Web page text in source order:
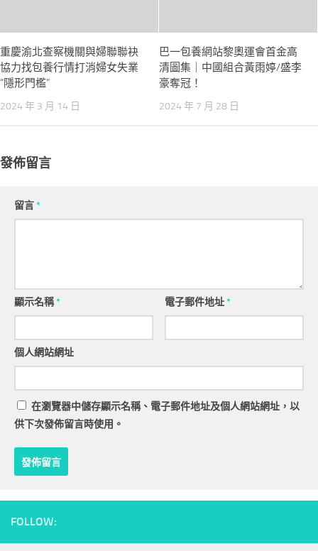
重慶渝北查察機關與婦聯聯袂
協力找包養行情打消婦女失業
“隱形門檻”
2024 年 3 月 14 日
巴一包養網站黎奧運會首金高
清圖集｜中國組合黃雨婷/盛李
豪奪冠！
2024 年 7 月 28 日
發佈留言
留言*
顯示名稱* 電子郵件地址*
個人網站網址
在瀏覽器中儲存顯示名稱、電子郵件地址及個人網站網址，以
供下次發佈留言時使用。
FOLLOW: